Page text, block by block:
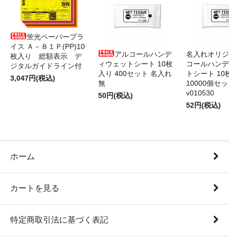
蛍光ペーパープラ
イス Ａ－８１Ｐ(PP)10
枚入り 総額表示 デ
ジタルガイドライン付
3,047円(税込)
アルコールハンデ
ィウェットシート 10枚
入り 400セット 名入れ
無
50円(税込)
名入れオリ
コールハン
トシート 10
10000個セ
v010530
52円(税込)
ホーム
カートを見る
特定商取引法に基づく表記